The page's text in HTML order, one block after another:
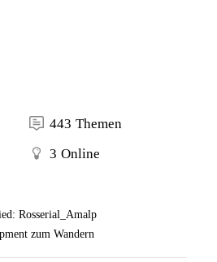
443 Themen
3 Online
Rosserial_Amalp
zum Wandern